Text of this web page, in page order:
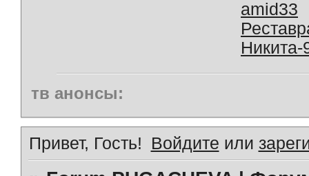
amid33
Никита-
тв анонсы:
Привет, Гость! Войдите или